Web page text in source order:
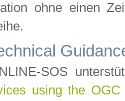
ohne einen
SOS
using the